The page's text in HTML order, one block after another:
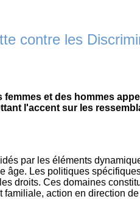
contre les
et des hommes
l'accent sur les
par les éléments
Les politiques
droits. Ces domaines
action en direction